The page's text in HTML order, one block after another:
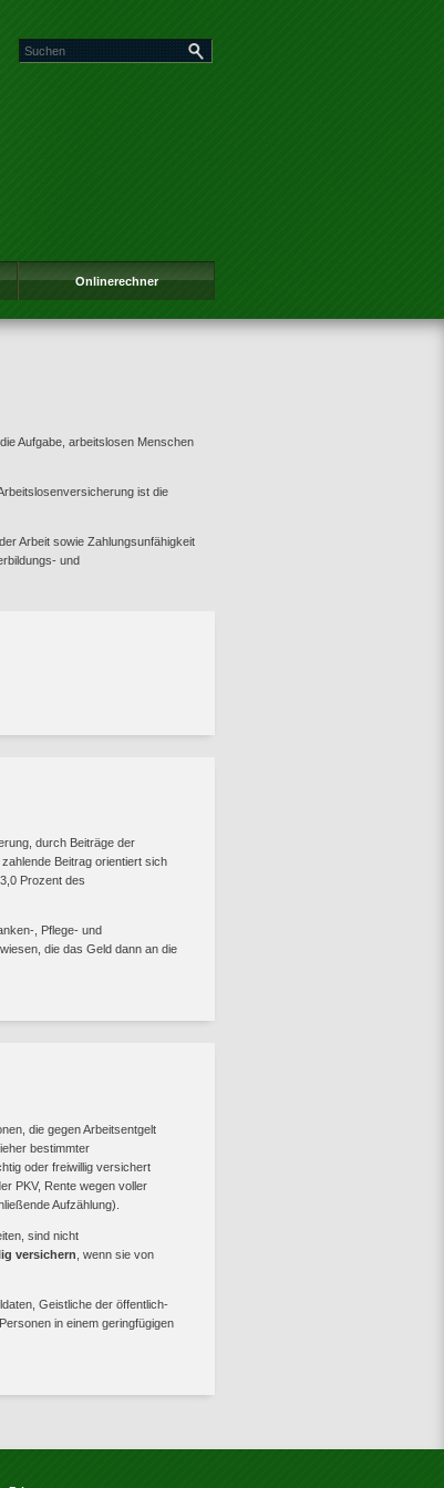
Onlinerechner
Aufgabe, arbeitslosen Menschen
ist die
Arbeit sowie Zahlungsunfähigkeit
und
durch Beiträge der
Beitrag orientiert sich
Prozent des
, Pflege- und
die das Geld dann an die
die gegen Arbeitsentgelt
bestimmter
oder freiwillig versichert
PKV, Rente wegen voller
Aufzählung).
sind nicht
versichern , wenn sie von
Geistliche der öffentlich-
in einem geringfügigen